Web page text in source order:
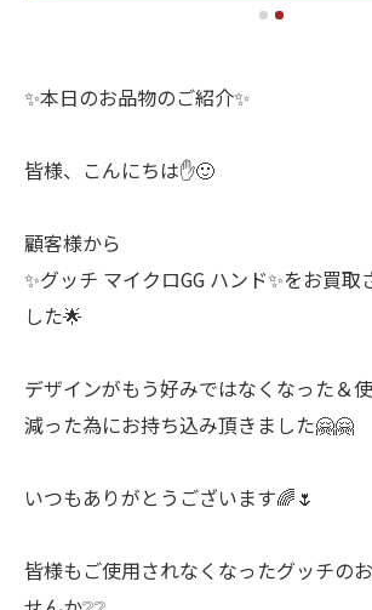
✨本日のお品物のご紹介✨
皆様、こんにちは✋🙂
顧客様から
✨グッチ マイクロGG ハンド✨をお買
した🌟
デザインがもう好みではなくなった＆
減った為にお持ち込み頂きました🤗🤗
いつもありがとうございます🌈🌷
皆様もご使用されなくなったグッチの